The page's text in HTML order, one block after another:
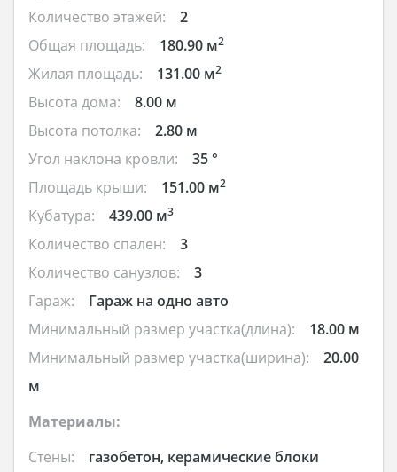
Количество этажей:
2
Общая площадь:
180.90 м2
Жилая площадь: 131.00 м2
Высота дома:
8.00 м
Высота потолка:
2.80 м
Угол наклона кровли:
35 °
Площадь крыши:
151.00 м2
Кубатура: 439.00 м3
Количество спален:
3
Количество санузлов:
3
Гараж:
Гараж на одно авто
Минимальный размер участка(длина):
18.00 м
Минимальный размер участка(ширина):
20.00
м
Материалы:
Стены:
газобетон, керамические блоки